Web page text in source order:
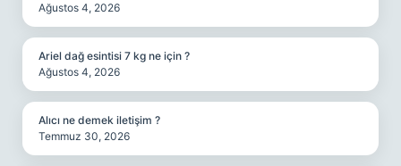
Ağustos 4, 2026
Ariel dağ esintisi 7 kg ne için ?
Ağustos 4, 2026
Alıcı ne demek iletişim ?
Temmuz 30, 2026